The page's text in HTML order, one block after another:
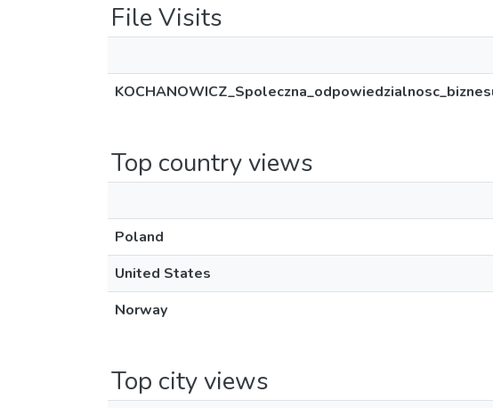
File Visits
Top country views
Poland
United States
Norway
Top city views